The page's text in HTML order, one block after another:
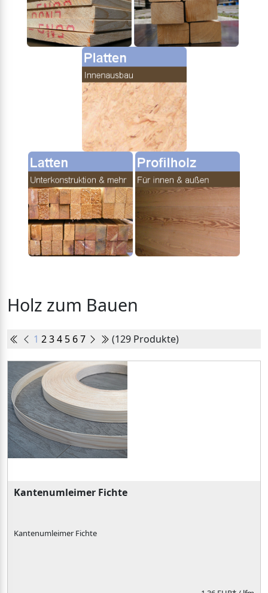
Holz zum Bauen
1 234 5 67 (129 Produkte)
Kantenumleimer Fichte
Kantenumleimer Fichte